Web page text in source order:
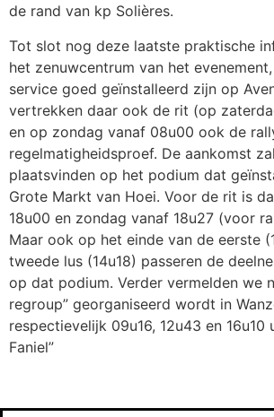
de rand van kp Solières.
Tot slot nog deze laatste praktische
het zenuwcentrum van het
service goed geïnstalleerd zijn op
vertrekken daar ook de rit (op
en op zondag vanaf 08u00 ook de
regelmatigheidsproef. De aankomst
plaatsvinden op het podium dat
Grote Markt van Hoei. Voor de rit is
18u00 en zondag vanaf 18u27 (voor
Maar ook op het einde van de eerste
tweede lus (14u18) passeren de
op dat podium. Verder vermelden we
regroup” georganiseerd wordt in
respectievelijk 09u16, 12u43 en 16u10
Faniel”